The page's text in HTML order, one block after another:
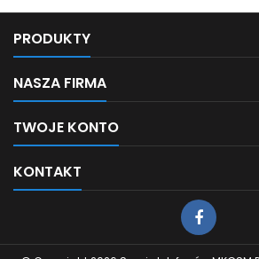
PRODUKTY
NASZA FIRMA
TWOJE KONTO
KONTAKT